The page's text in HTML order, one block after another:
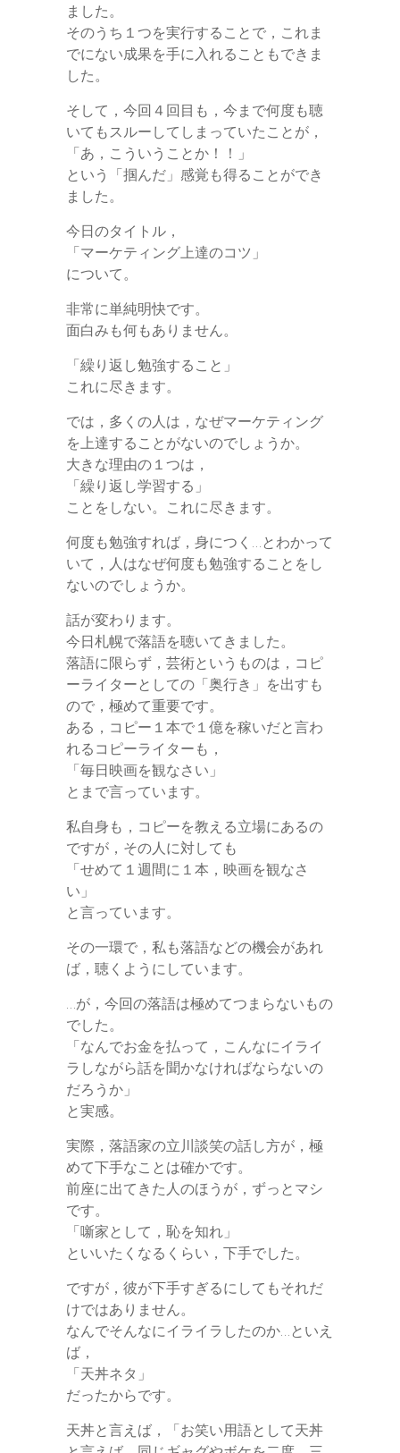
ました。
そのうち１つを実行することで，これま
でにない成果を手に入れることもできま
した。
そして，今回４回目も，今まで何度も聴
いてもスルーしてしまっていたことが，
「あ，こういうことか！！」
という「掴んだ」感覚も得ることができ
ました。
今日のタイトル，
「マーケティング上達のコツ」
について。
非常に単純明快です。
面白みも何もありません。
「繰り返し勉強すること」
これに尽きます。
では，多くの人は，なぜマーケティング
を上達することがないのでしょうか。
大きな理由の１つは，
「繰り返し学習する」
ことをしない。これに尽きます。
何度も勉強すれば，身につく…とわかって
いて，人はなぜ何度も勉強することをし
ないのでしょうか。
話が変わります。
今日札幌で落語を聴いてきました。
落語に限らず，芸術というものは，コピ
ーライターとしての「奥行き」を出すも
ので，極めて重要です。
ある，コピー１本で１億を稼いだと言わ
れるコピーライターも，
「毎日映画を観なさい」
とまで言っています。
私自身も，コピーを教える立場にあるの
ですが，その人に対しても
「せめて１週間に１本，映画を観なさ
い」
と言っています。
その一環で，私も落語などの機会があれ
ば，聴くようにしています。
…が，今回の落語は極めてつまらないもの
でした。
「なんでお金を払って，こんなにイライ
ラしながら話を聞かなければならないの
だろうか」
と実感。
実際，落語家の立川談笑の話し方が，極
めて下手なことは確かです。
前座に出てきた人のほうが，ずっとマシ
です。
「噺家として，恥を知れ」
といいたくなるくらい，下手でした。
ですが，彼が下手すぎるにしてもそれだ
けではありません。
なんでそんなにイライラしたのか…といえ
ば，
「天丼ネタ」
だったからです。
天丼と言えば，「お笑い用語として天丼